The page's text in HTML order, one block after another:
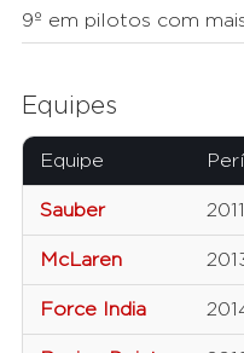
9º em pilotos com
Equipes
Equipe
Sauber
McLaren
Force India